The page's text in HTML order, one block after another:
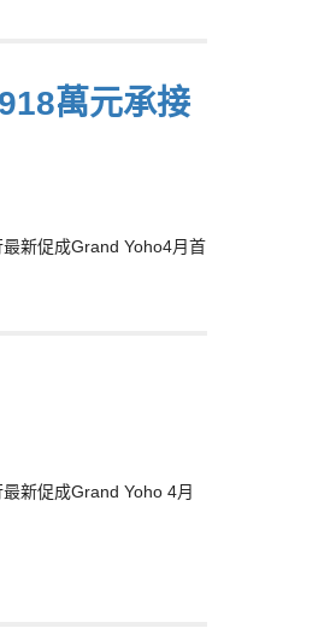
萬元承接
新促成Grand Yoho4月首
新促成Grand Yoho 4月